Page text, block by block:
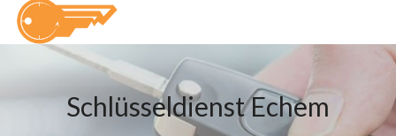
Schlüsseldienst Echem